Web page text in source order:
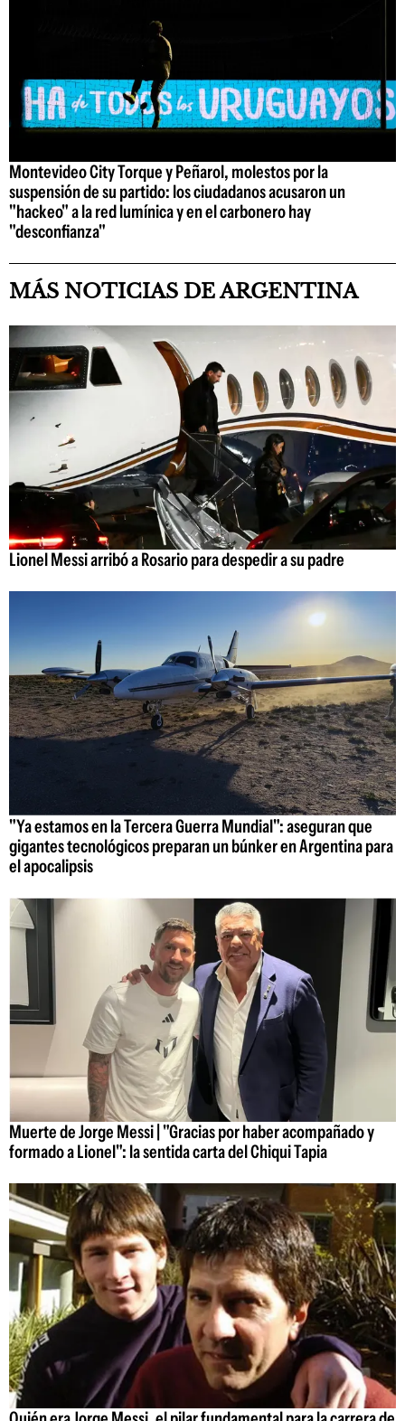
Montevideo City Torque y Peñarol, molestos por la
suspensión de su partido: los ciudadanos acusaron un
"hackeo" a la red lumínica y en el carbonero hay
"desconfianza"
MÁS NOTICIAS DE ARGENTINA
Lionel Messi arribó a Rosario para despedir a su padre
"Ya estamos en la Tercera Guerra Mundial": aseguran que
gigantes tecnológicos preparan un búnker en Argentina para
el apocalipsis
Muerte de Jorge Messi | "Gracias por haber acompañado y
formado a Lionel": la sentida carta del Chiqui Tapia